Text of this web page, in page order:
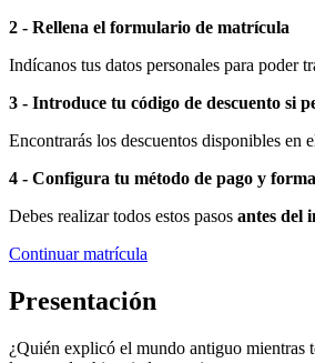
2 - Rellena el formulario de matrícula
Indícanos tus datos personales para poder
3 - Introduce tu código de descuento si
Encontrarás los descuentos disponibles en
4 - Configura tu método de pago y
Debes realizar todos estos pasos antes del
Continuar matrícula
Presentación
¿Quién explicó el mundo antiguo mientras